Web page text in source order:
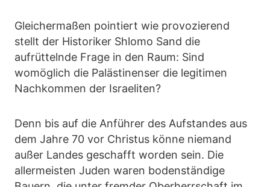
Gleichermaßen pointiert wie provozierend
stellt der Historiker Shlomo Sand die
aufrüttelnde Frage in den Raum: Sind
womöglich die Palästinenser die legitimen
Nachkommen der Israeliten?
Denn bis auf die Anführer des Aufstandes aus
dem Jahre 70 vor Christus könne niemand
außer Landes geschafft worden sein. Die
allermeisten Juden waren bodenständige